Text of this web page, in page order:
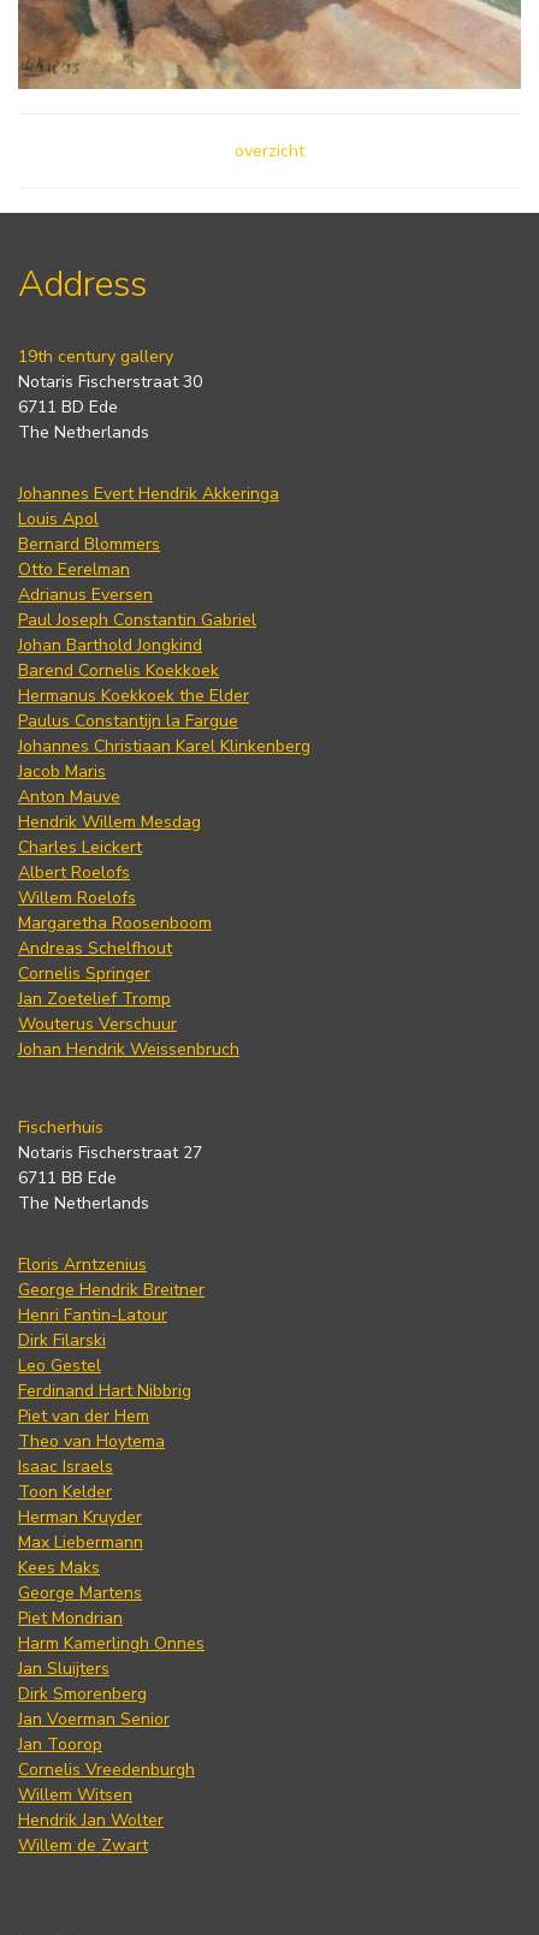
overzicht
Address
19th century gallery
Notaris Fischerstraat 30
6711 BD Ede
The Netherlands
Johannes Evert Hendrik Akkeringa
Louis Apol
Bernard Blommers
Otto Eerelman
Adrianus Eversen
Paul Joseph Constantin Gabriel
Johan Barthold Jongkind
Barend Cornelis Koekkoek
Hermanus Koekkoek the Elder
Paulus Constantijn la Fargue
Johannes Christiaan Karel Klinkenberg
Jacob Maris
Anton Mauve
Hendrik Willem Mesdag
Charles Leickert
Albert Roelofs
Willem Roelofs
Margaretha Roosenboom
Andreas Schelfhout
Cornelis Springer
Jan Zoetelief Tromp
Wouterus Verschuur
Johan Hendrik Weissenbruch
Fischerhuis
Notaris Fischerstraat 27
6711 BB Ede
The Netherlands
Floris Arntzenius
George Hendrik Breitner
Henri Fantin-Latour
Dirk Filarski
Leo Gestel
Ferdinand Hart Nibbrig
Piet van der Hem
Theo van Hoytema
Isaac Israels
Toon Kelder
Herman Kruyder
Max Liebermann
Kees Maks
George Martens
Piet Mondrian
Harm Kamerlingh Onnes
Jan Sluijters
Dirk Smorenberg
Jan Voerman Senior
Jan Toorop
Cornelis Vreedenburgh
Willem Witsen
Hendrik Jan Wolter
Willem de Zwart